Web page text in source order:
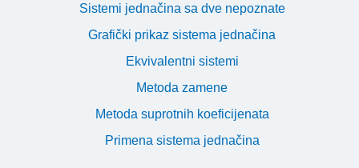
Sistemi jednačina sa dve nepoznate
Grafički prikaz sistema jednačina
Ekvivalentni sistemi
Metoda zamene
Metoda suprotnih koeficijenata
Primena sistema jednačina